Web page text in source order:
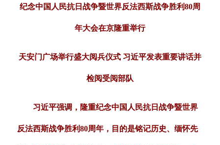
纪念中国人民抗日战争暨世界反法西斯战争胜利80周
年大会在京隆重举行
天安门广场举行盛大阅兵仪式 习近平发表重要讲话并
检阅受阅部队
习近平强调，隆重纪念中国人民抗日战争暨世界
反法西斯战争胜利80周年，目的是铭记历史、缅怀先